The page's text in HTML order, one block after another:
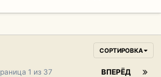
СОРТИРОВКА
ВПЕРЁД
1 из 37